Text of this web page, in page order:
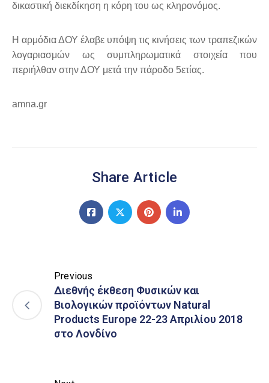
δικαστική διεκδίκηση η κόρη του ως κληρονόμος.
Η αρμόδια ΔΟΥ έλαβε υπόψη τις κινήσεις των τραπεζικών
λογαριασμών ως συμπληρωματικά στοιχεία που
περιήλθαν στην ΔΟΥ μετά την πάροδο 5ετίας.
amna.gr
Share Article
Previous
Διεθνής έκθεση Φυσικών και
Βιολογικών προϊόντων Natural
Products Europe 22-23 Απριλίου 2018
στο Λονδίνο